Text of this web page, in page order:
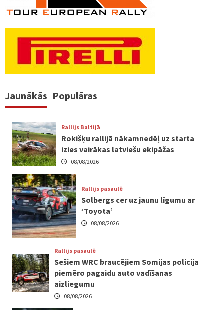
Jaunākās Populāras
Rallijs Baltijā
Rokišķu rallijā nākamnedēļ uz starta
izies vairākas latviešu ekipāžas
08/08/2026
Rallijs pasaulē
Solbergs cer uz jaunu līgumu ar
‘Toyota’
08/08/2026
Rallijs pasaulē
Sešiem WRC braucējiem Somijas policija
piemēro pagaidu auto vadīšanas
aizliegumu
08/08/2026